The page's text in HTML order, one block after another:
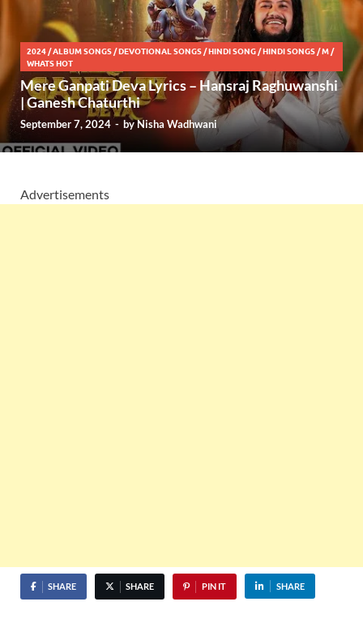
2024 /ALBUM SONGS /DEVOTIONAL SONGS /HINDI SONG /HINDI SONGS /M /
WHATS HOT
Mere Ganpati Deva Lyrics – Hansraj Raghuwanshi
| Ganesh Chaturthi
September 7, 2024 - byNisha Wadhwani
Advertisements
SHARE SHARE PIN IT SHARE